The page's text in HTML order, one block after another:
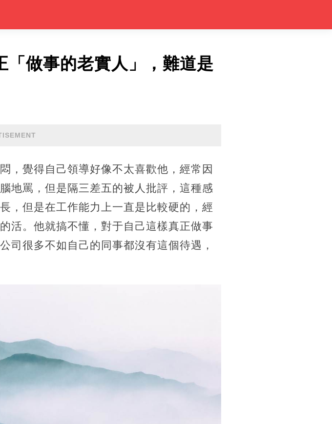
做事的老實人」，難道是
，覺得自己領導好像不太喜歡他，經常因
地罵，但是隔三差五的被人批評，這種感
，但是在工作能力上一直是比較硬的，經
活。他就搞不懂，對于自己這樣真正做事
司很多不如自己的同事都沒有這個待遇，